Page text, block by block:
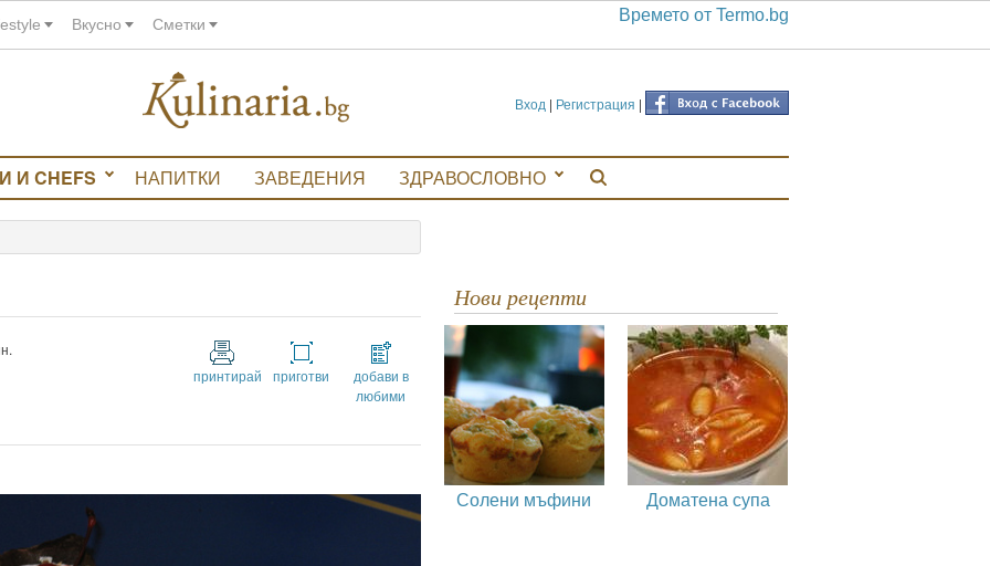
Вкусно Сметки Времето от Termo.bg
Вход | Регистрация |
И CHEFS НАПИТКИ ЗАВЕДЕНИЯ ЗДРАВОСЛОВНО
принтирай приготви
добави в
любими
Нови рецепти
Солени мъфини Доматена супа